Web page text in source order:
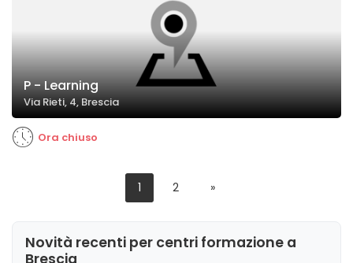
P - Learning
Via Rieti, 4, Brescia
Ora chiuso
1 2 »
Novità recenti per centri formazione a